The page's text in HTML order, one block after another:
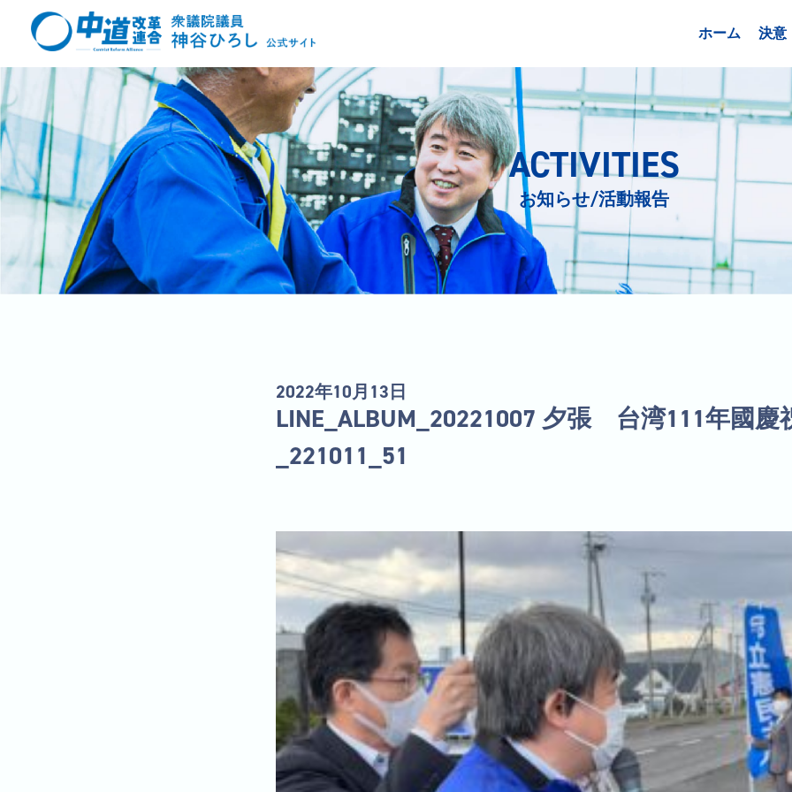
ホーム 決意
ACTIVITIES
お知らせ/活動報告
2022年10月13日
LINE_ALBUM_20221007 夕張 台湾111年國慶
_221011_51